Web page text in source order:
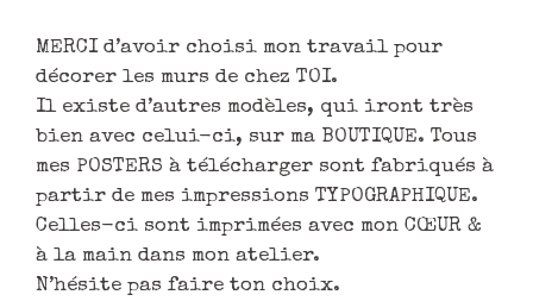
MERCI d’avoir choisi mon travail pour
décorer les murs de chez TOI.
Il existe d’autres modèles, qui iront très
bien avec celui-ci, sur ma BOUTIQUE. Tous
mes POSTERS à télécharger sont fabriqués à
partir de mes impressions TYPOGRAPHIQUE.
Celles-ci sont imprimées avec mon CŒUR &
à la main dans mon atelier.
N’hésite pas faire ton choix.